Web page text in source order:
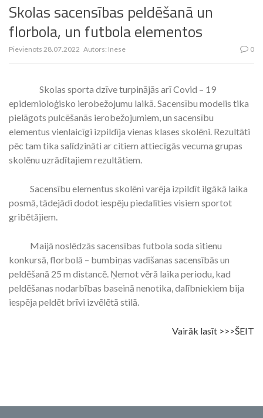
Skolas sacensības peldēšanā un
florbola, un futbola elementos
Pievienots 28.07.2022 Autors: Inese 0
Skolas sporta dzīve turpinājās arī Covid – 19
epidemioloģisko ierobežojumu laikā. Sacensību modelis tika
pielāgots pulcēšanās ierobežojumiem, un sacensību
elementus vienlaicīgi izpildīja vienas klases skolēni. Rezultāti
pēc tam tika salīdzināti ar citiem attiecīgās vecuma grupas
skolēnu uzrādītajiem rezultātiem.
Sacensību elementus skolēni varēja izpildīt ilgākā laika
posmā, tādejādi dodot iespēju piedalīties visiem sportot
gribētājiem.
Maijā noslēdzās sacensības futbola soda sitienu
konkursā, florbolā – bumbiņas vadīšanas sacensībās un
peldēšanā 25 m distancē. Ņemot vērā laika periodu, kad
peldēšanas nodarbības baseinā nenotika, dalībniekiem bija
iespēja peldēt brīvi izvēlētā stilā.
Vairāk lasīt >>>ŠEIT